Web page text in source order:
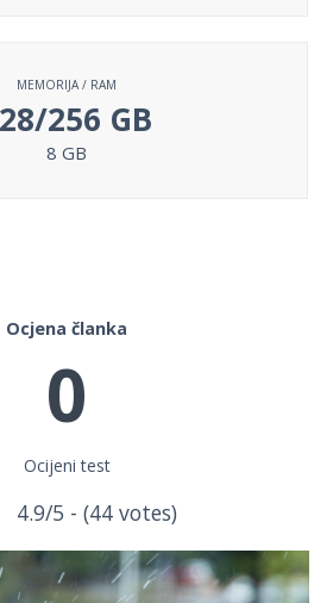
MEMORIJA / RAM
256 GB
8 GB
Ocjena članka
0
Ocijeni test
4.9/5 - (44 votes)